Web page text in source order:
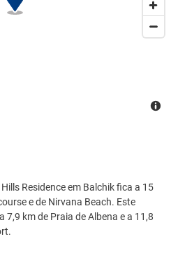
Residence em Balchik fica a 15
e de Nirvana Beach. Este
km de Praia de Albena e a 11,8